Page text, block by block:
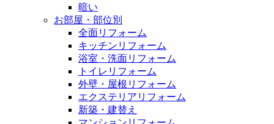
暗い
お部屋・部位別
全面リフォーム
キッチンリフォーム
浴室・洗面リフォーム
トイレリフォーム
外壁・屋根リフォーム
エクステリアリフォーム
新築・建替え